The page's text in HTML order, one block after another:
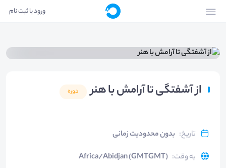
ورود یا ثبت نام
از آشفتگی تا آرامش با هنر دوره
تاریخ: بدون محدودیت زمانی
به وقت:
Africa/Abidjan (GMTGMT)